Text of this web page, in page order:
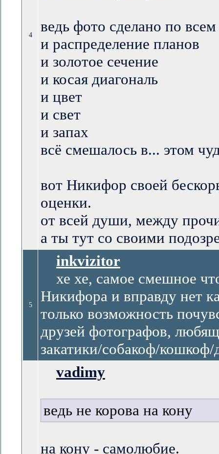
4
ведь фото сделано по
и распределение планов
и золотое сечение
и косая диагональ
и цвет
и свет
и запах
всё смешалось в... этом
вот Никифор своей
оценки.
от всей души, между
а ты тут со своими
5
inkvizitor
хе хе, самое смешное
Никифора и вправду нет
только возможность
друзей фотографов,
закатики/собакоф/
vadimy
ведь не корова на кону
на кону - самолюбие.